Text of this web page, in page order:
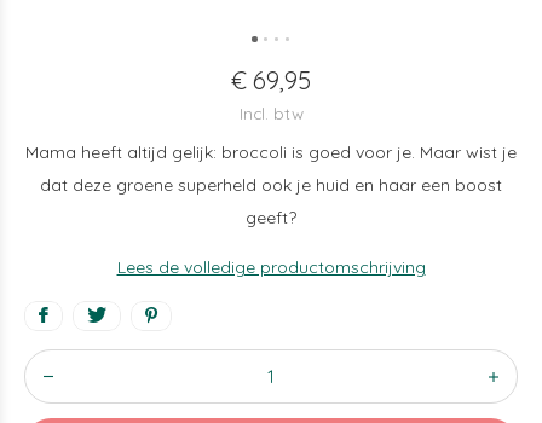
€ 69,95
Incl. btw
Mama heeft altijd gelijk: broccoli is goed voor je. Maar wist je
dat deze groene superheld ook je huid en haar een boost
geeft?
Lees de volledige productomschrijving